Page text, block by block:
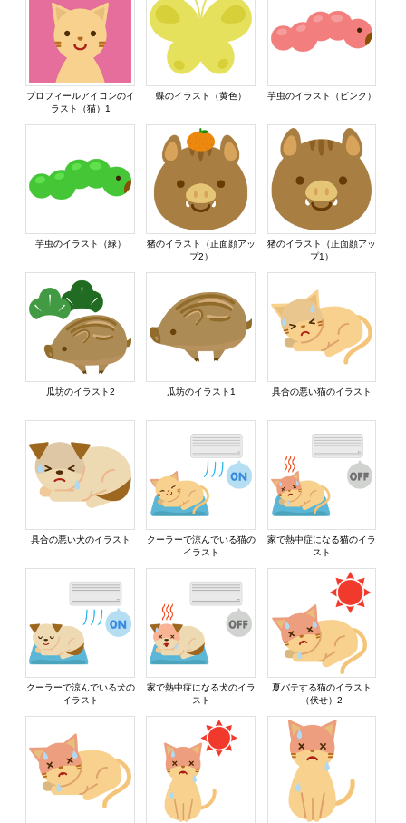
プロフィールアイコンのイ
ラスト（猫）1
蝶のイラスト（黄色） 芋虫のイラスト（ピンク）
芋虫のイラスト（緑）
猪のイラスト（正面顔アッ
プ2）
猪のイラスト（正面顔アッ
プ1）
瓜坊のイラスト2 瓜坊のイラスト1 具合の悪い猫のイラスト
具合の悪い犬のイラスト
クーラーで涼んでいる猫の
イラスト
家で熱中症になる猫のイラ
スト
クーラーで涼んでいる犬の
イラスト
家で熱中症になる犬のイラ
スト
夏バテする猫のイラスト
（伏せ）2